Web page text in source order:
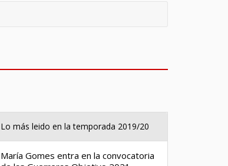
Lo más leido en la temporada 2019/20
María Gomes entra en la convocatoria